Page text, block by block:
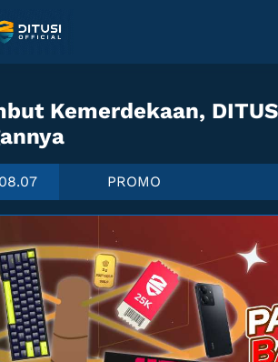
Kemerdekaan,
PROMO